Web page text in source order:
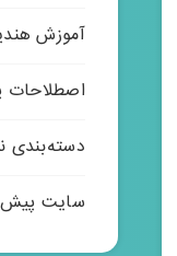
آموزش
اصطلاحات
دسته‌بندی
سایت پیش